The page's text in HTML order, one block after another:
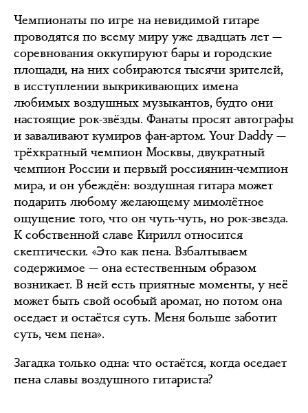
Чемпионаты по игре на невидимой гитаре
проводятся по всему миру уже двадцать лет —
соревнования оккупируют бары и городские
площади, на них собираются тысячи зрителей,
в исступлении выкрикивающих имена
любимых воздушных музыкантов, будто они
настоящие рок-звёзды. Фанаты просят автографы
и заваливают кумиров фан-артом. Your Daddy —
трёхкратный чемпион Москвы, двукратный
чемпион России и первый россиянин-чемпион
мира, и он убеждён: воздушная гитара может
подарить любому желающему мимолётное
ощущение того, что он чуть-чуть, но рок-звезда.
К собственной славе Кирилл относится
скептически. «Это как пена. Взбалтываем
содержимое — она естественным образом
возникает. В ней есть приятные моменты, у неё
может быть свой особый аромат, но потом она
оседает и остаётся суть. Меня больше заботит
суть, чем пена».
Загадка только одна: что остаётся, когда оседает
пена славы воздушного гитариста?